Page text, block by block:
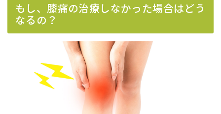
もし、膝痛の治療しなかった場合はどう
なるの？